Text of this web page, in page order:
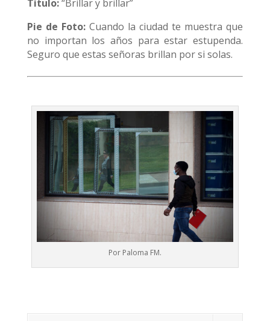
Titulo:“Brillar y brillar”
Pie de Foto: Cuando la ciudad te muestra que
no importan los años para estar estupenda.
Seguro que estas señoras brillan por si solas.
Por Paloma FM.